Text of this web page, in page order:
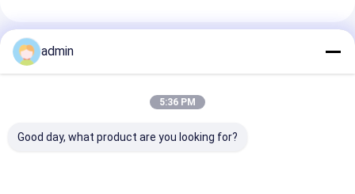
Geadviseerde Producten
admin
5:36 PM
Good day, what product are you looking for?